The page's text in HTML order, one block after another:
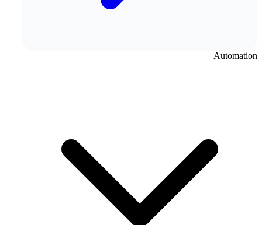
Automation